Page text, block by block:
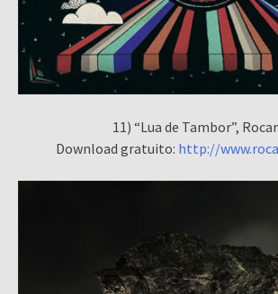
11) “Lua de Tambor”,
Download gratuito: http://